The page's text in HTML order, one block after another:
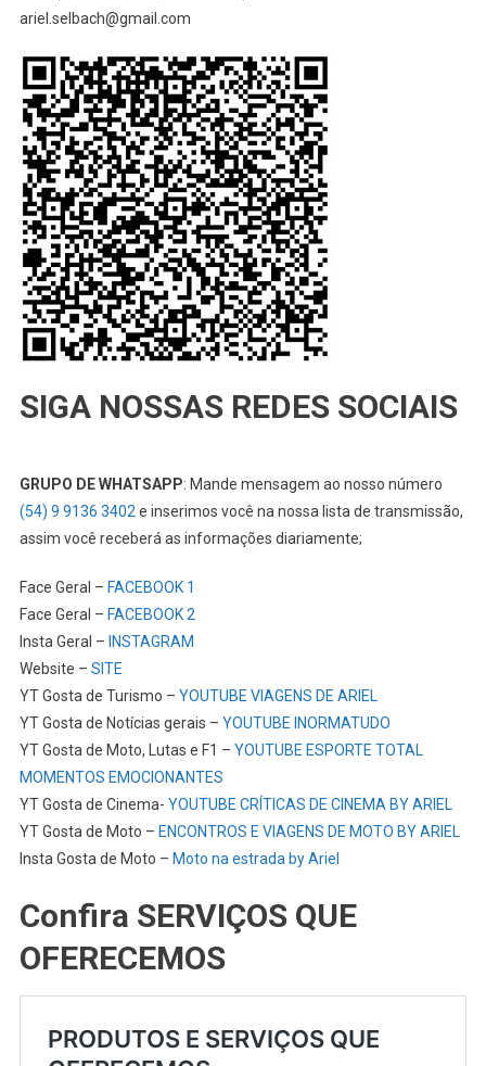
ariel.selbach@gmail.com
SIGA NOSSAS REDES SOCIAIS
GRUPO DE WHATSAPP: Mande mensagem ao nosso número
(54) 9 9136 3402 e inserimos você na nossa lista de transmissão,
assim você receberá as informações diariamente;
Face Geral – FACEBOOK 1
Face Geral – FACEBOOK 2
Insta Geral – INSTAGRAM
Website – SITE
YT Gosta de Turismo – YOUTUBE VIAGENS DE ARIEL
YT Gosta de Notícias gerais – YOUTUBE INORMATUDO
YT Gosta de Moto, Lutas e F1 – YOUTUBE ESPORTE TOTAL
MOMENTOS EMOCIONANTES
YT Gosta de Cinema- YOUTUBE CRÍTICAS DE CINEMA BY ARIEL
YT Gosta de Moto – ENCONTROS E VIAGENS DE MOTO BY ARIEL
Insta Gosta de Moto – Moto na estrada by Ariel
Confira SERVIÇOS QUE
OFERECEMOS